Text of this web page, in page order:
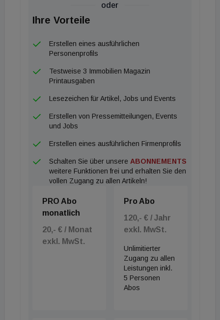
oder
Ihre Vorteile
Erstellen eines ausführlichen
Personenprofils
Testweise 3 Immobilien Magazin
Printausgaben
Lesezeichen für Artikel, Jobs und Events
Erstellen von Pressemitteilungen, Events
und Jobs
Erstellen eines ausführlichen Firmenprofils
Schalten Sie über unsere ABONNEMENTS
weitere Funktionen frei und erhalten Sie den
vollen Zugang zu allen Artikeln!
PRO Abo
monatlich
20,- € / Monat
exkl. MwSt.
Pro Abo
120,- € / Jahr
exkl. MwSt.
Unlimitierter
Zugang zu allen
Leistungen inkl.
5 Personen
Abos